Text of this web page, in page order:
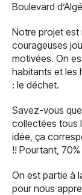
Boulevard
Notre projet est
courageuses
motivées. On
habitants et les
: le déchet.
Savez-vous
collectées tous
idée, ça
!! Pourtant,
On est partie à
pour nous